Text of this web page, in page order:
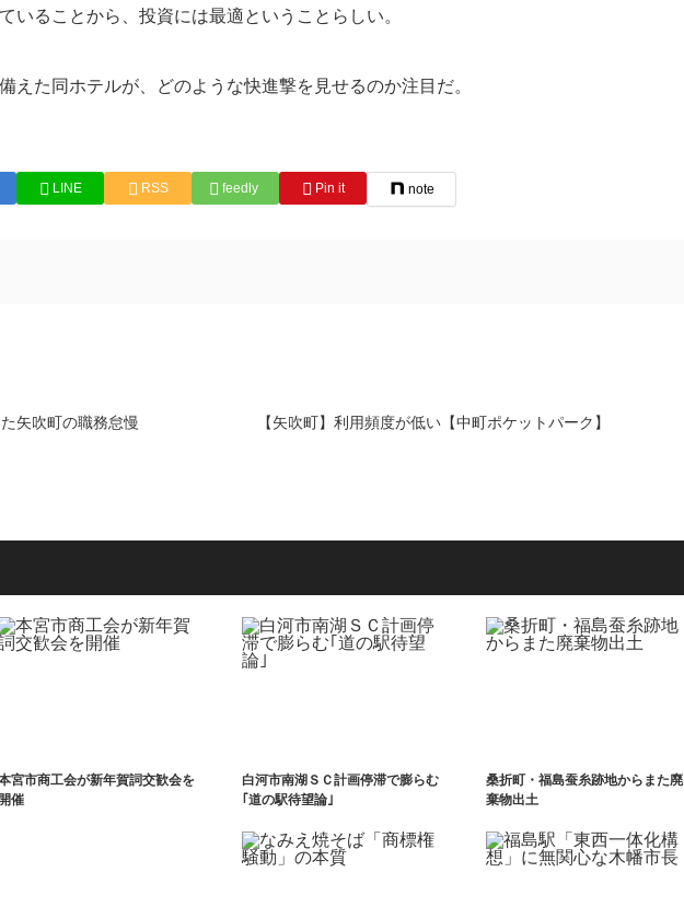
いることから、投資には最適ということらしい。
た同ホテルが、どのような快進撃を見せるのか注目だ。
LINE RSS feedly Pin it note
矢吹町の職務怠慢 【矢吹町】利用頻度が低い【中町ポケットパーク】
宮市商工会が新年賀詞交歓会を
開催
白河市南湖ＳＣ計画停滞で膨らむ
｢道の駅待望論｣
桑折町・福島蚕糸跡地からまた廃
棄物出土